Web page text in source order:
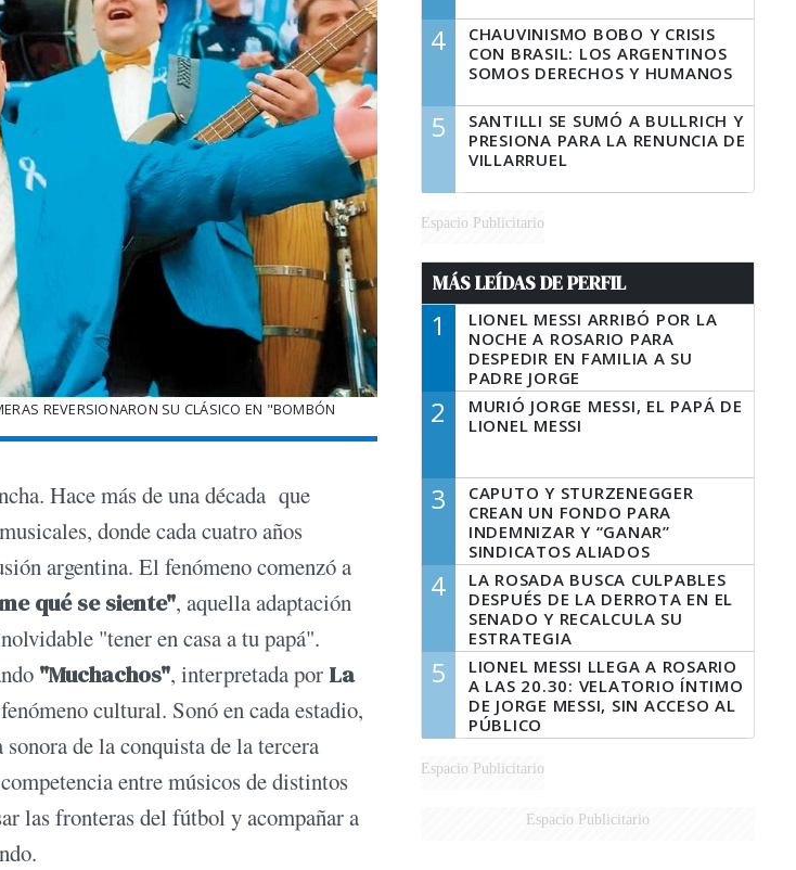
REVERSIONARON SU CLÁSICO EN "BOMBÓN
Hace más de una década que
donde cada cuatro años
argentina. El fenómeno comenzó a
qué se siente", aquella adaptación
"tener en casa a tu papá".
"Muchachos", interpretada por La
cultural. Sonó en cada estadio,
de la conquista de la tercera
entre músicos de distintos
las fronteras del fútbol y acompañar a
4
CHAUVINISMO BOBO Y CRISIS
CON BRASIL: LOS ARGENTINOS
SOMOS DERECHOS Y HUMANOS
5
SANTILLI SE SUMÓ A BULLRICH Y
PRESIONA PARA LA RENUNCIA DE
VILLARRUEL
Espacio Publicitario
MÁS LEÍDAS DE PERFIL
1
LIONEL MESSI ARRIBÓ POR LA
NOCHE A ROSARIO PARA
DESPEDIR EN FAMILIA A SU
PADRE JORGE
2
MURIÓ JORGE MESSI, EL PAPÁ DE
LIONEL MESSI
3
CAPUTO Y STURZENEGGER
CREAN UN FONDO PARA
INDEMNIZAR Y “GANAR”
SINDICATOS ALIADOS
4
LA ROSADA BUSCA CULPABLES
DESPUÉS DE LA DERROTA EN EL
SENADO Y RECALCULA SU
ESTRATEGIA
5
LIONEL MESSI LLEGA A ROSARIO
A LAS 20.30: VELATORIO ÍNTIMO
DE JORGE MESSI, SIN ACCESO AL
PÚBLICO
Espacio Publicitario
Espacio Publicitario